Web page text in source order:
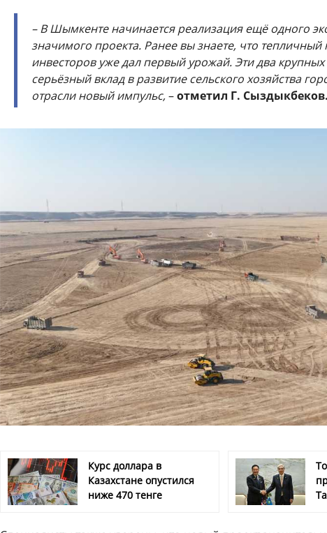
– В Шымкенте начинается реализация ещё одного
значимого проекта. Ранее вы знаете, что тепличный
инвесторов уже дал первый урожай. Эти два крупных
серьёзный вклад в развитие сельского хозяйства
отрасли новый импульс,–отметил Г. Сыздыкбеков.
Курс доллара в
Казахстане опустился
ниже 470 тенге